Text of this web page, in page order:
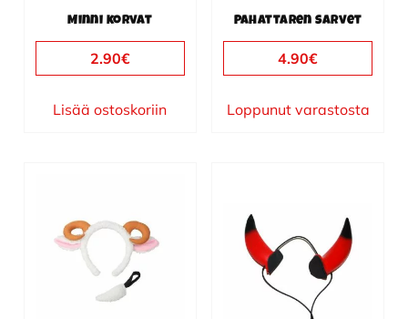
Minni korvat
2.90€
Lisää ostoskoriin
Pahattaren sarvet
4.90€
Loppunut varastosta